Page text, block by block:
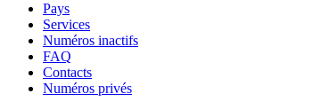
Pays
Services
Numéros inactifs
FAQ
Contacts
Numéros privés